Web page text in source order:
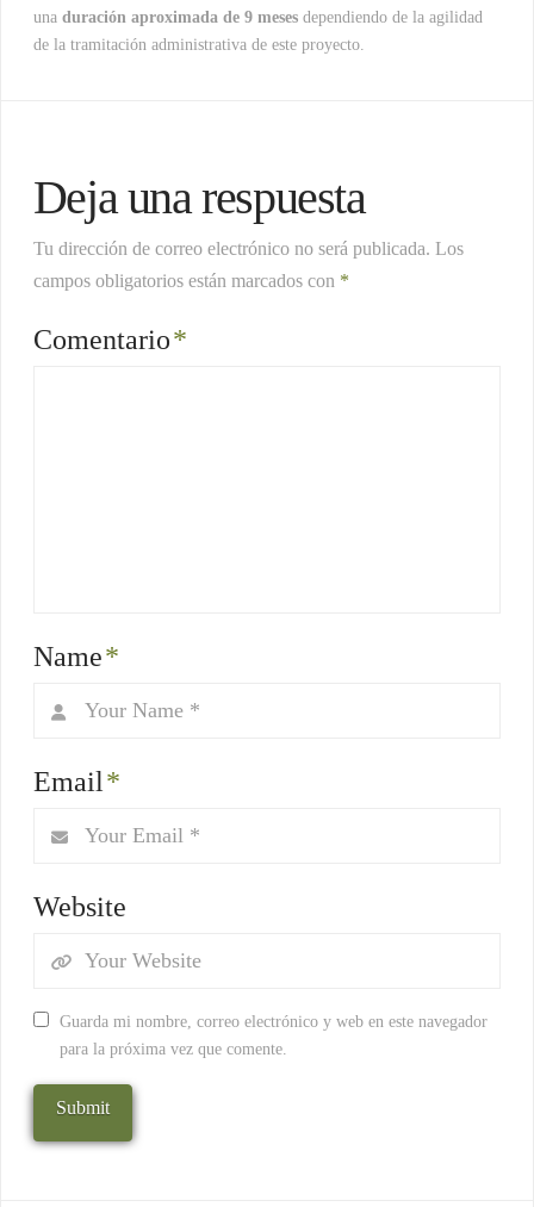
una duración aproximada de 9 mesesdependiendo de la agilidad
de la tramitación administrativa de este proyecto.
Deja una respuesta
Tu dirección de correo electrónico no será publicada. Los
campos obligatorios están marcados con *
Comentario*
Name*
Email*
Website
Guarda mi nombre, correo electrónico y web en este navegador
para la próxima vez que comente.